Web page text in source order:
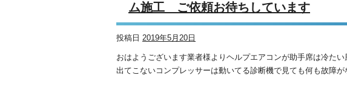
ム施工 ご依頼お待ちしています
投稿日 2019年5月20日
おはようございます業者様よりヘルプエアコンが助手席は冷た
出てこないコンプレッサーは動いてる診断機で見ても何も故障